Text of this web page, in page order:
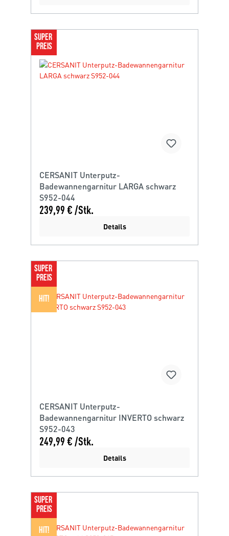
SUPER
PREIS
CERSANIT Unterputz-
Badewannengarnitur LARGA schwarz
S952-044
239,99 € /Stk.
Details
SUPER
PREIS
HIT!
CERSANIT Unterputz-
Badewannengarnitur INVERTO schwarz
S952-043
249,99 € /Stk.
Details
SUPER
PREIS
HIT!